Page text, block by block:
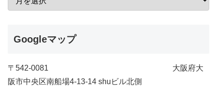
Googleマップ
〒542-0081 大阪府大
阪市中央区南船場4-13-14 shuビル北側